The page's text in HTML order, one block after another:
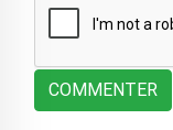
COMMENTER